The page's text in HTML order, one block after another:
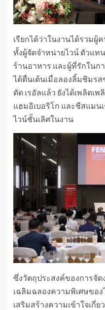
เรียกได้ว่าในงานได้รวมผู้
ทั้งผู้จัดจำหน่ายไวน์ ตัวแท
ร้านอาหาร และผู้ที่รักในก
ได้ตื่นเต้นเมื่อลองลิ้มชิมร
ดัด เรอัลแล้ว ยังได้เพลิดเ
แฮมอิเบอริโก และชีสแมน
ไวน์ชั้นเลิศในงาน
ซึ่งวัตถุประสงค์ของการจัด
เฉลิมฉลองความพิเศษของ
เสริมสร้างความเข้าใจเกี่